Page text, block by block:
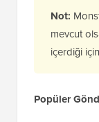
Not:
mevcut
içerdiği için
Popüler